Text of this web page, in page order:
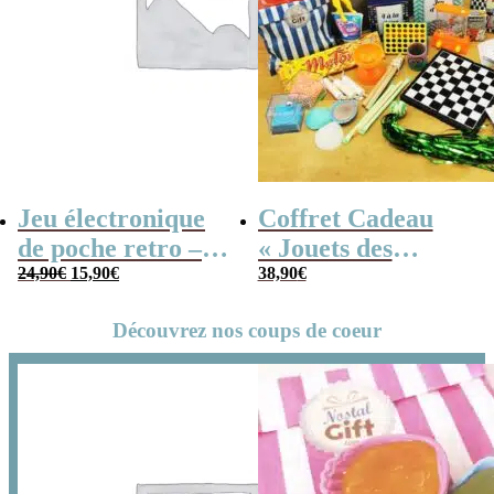
Jeu électronique
de poche retro –
Console vintage
24,90€ Le
prix
15,90€Le
prix
Coffret Cadeau
« Jouets des
années 80 » –
38,90€
Découvrez nos coups de coeur